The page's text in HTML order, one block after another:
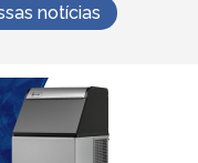
notícias